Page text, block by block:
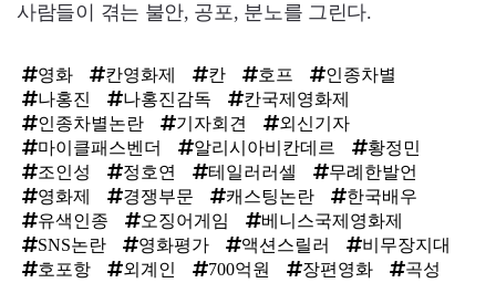
사람들이 겪는 불안, 공포, 분노를 그린다.
영화 칸영화제 칸 호프
인종차별
나홍진
나홍진감독
칸국제영화제
인종차별논란
기자회견
외신기자
마이클패스벤더
알리시아비칸데르
황정민
조인성
정호연 테일러러셀
무례한발언
영화제
경쟁부문 캐스팅논란
한국배우
유색인종
오징어게임
베니스국제영화제
SNS논란
영화평가 액션스릴러
비무장지대
호포항
외계인 700억원 장편영화
곡성